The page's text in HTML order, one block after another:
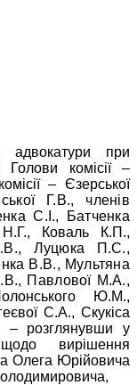
адвокатури при
Голови комісії –
– Єзерської
Г.В., членів
С.І., Батченка
Коваль К.П.,
Луцюка П.С.,
В.В., Мультяна
Павлової М.А.,
Ю.М.,
С.А., Скукіса
– розглянувши у
вирішення
Олега Юрійовича